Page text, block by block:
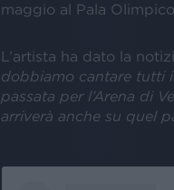
maggio al Pala Olimpico.
L’artista ha dato la
dobbiamo cantare tutti
passata per l’Arena di
arriverà anche su quel